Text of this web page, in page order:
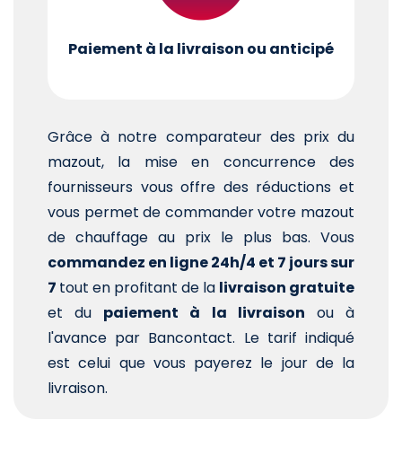
Paiement à la livraison ou anticipé
Grâce à notre comparateur des prix du
mazout, la mise en concurrence des
fournisseurs vous offre des réductions et
vous permet de commander votre mazout
de chauffage au prix le plus bas. Vous
commandez en ligne 24h/4 et 7 jours sur
7 tout en profitant de la livraison gratuite
et du paiement à la livraison ou à
l'avance par Bancontact. Le tarif indiqué
est celui que vous payerez le jour de la
livraison.